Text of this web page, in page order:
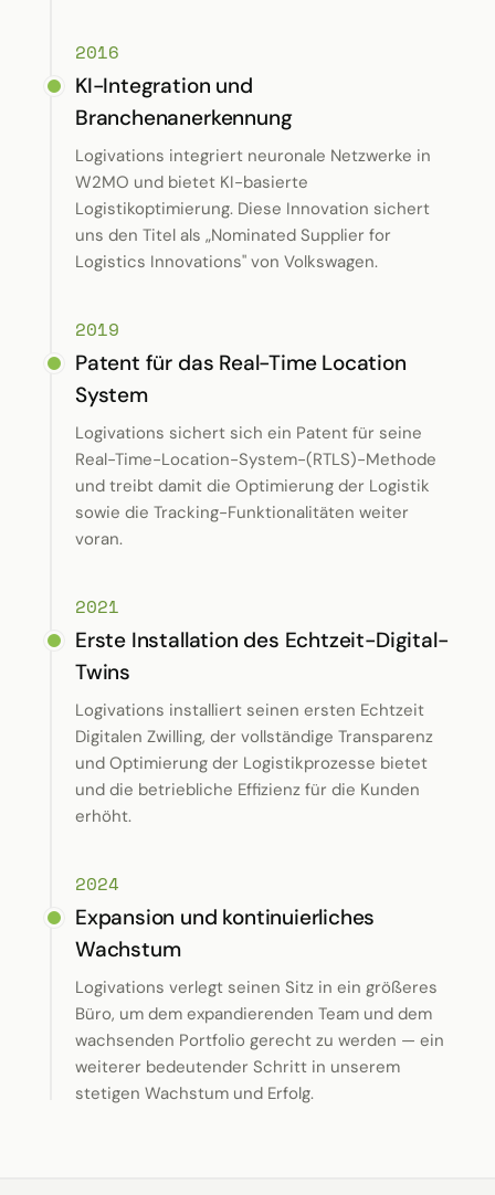
2016
KI-Integration und
Branchenanerkennung
Logivations integriert neuronale Netzwerke in
W2MO und bietet KI-basierte
Logistikoptimierung. Diese Innovation sichert
uns den Titel als „Nominated Supplier for
Logistics Innovations" von Volkswagen.
2019
Patent für das Real-Time Location
System
Logivations sichert sich ein Patent für seine
Real-Time-Location-System-(RTLS)-Methode
und treibt damit die Optimierung der Logistik
sowie die Tracking-Funktionalitäten weiter
voran.
2021
Erste Installation des Echtzeit-Digital-
Twins
Logivations installiert seinen ersten Echtzeit
Digitalen Zwilling, der vollständige Transparenz
und Optimierung der Logistikprozesse bietet
und die betriebliche Effizienz für die Kunden
erhöht.
2024
Expansion und kontinuierliches
Wachstum
Logivations verlegt seinen Sitz in ein größeres
Büro, um dem expandierenden Team und dem
wachsenden Portfolio gerecht zu werden — ein
weiterer bedeutender Schritt in unserem
stetigen Wachstum und Erfolg.